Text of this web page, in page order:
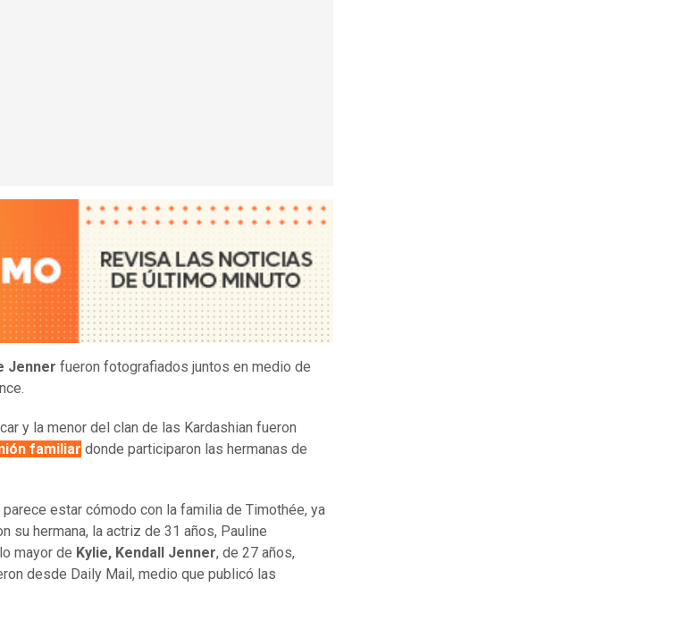
Jenner fueron fotografiados juntos en medio de
y la menor del clan de las Kardashian fueron
familiar donde participaron las hermanas de
estar cómodo con la familia de Timothée, ya
su hermana, la actriz de 31 años, Pauline
mayor de Kylie, Kendall Jenner, de 27 años,
desde Daily Mail, medio que publicó las